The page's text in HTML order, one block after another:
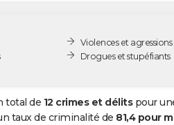
Violences et agressions
Drogues et stupéfiants
total de 12 crimes et délitspour
taux de criminalité de 81,4 pour